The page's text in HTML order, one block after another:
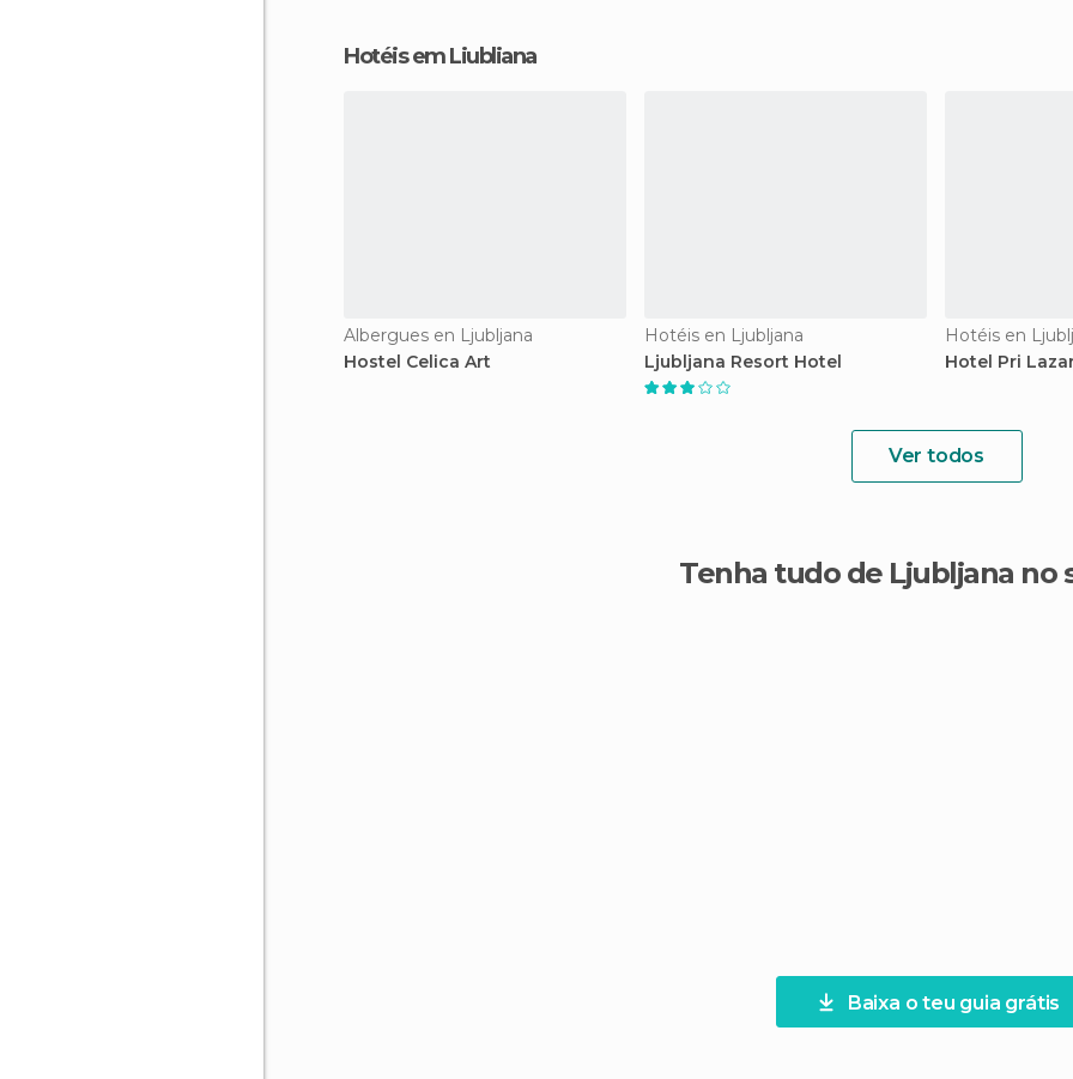
Hotéis em Liubliana
Albergues en Ljubljana
Hostel Celica Art
Hotéis en Ljubljana
Ljubljana Resort Hotel
Hotéis en
Hotel Pri
Ver todos
Tenha tudo de Ljubljana no
Baixa o teu guia grátis